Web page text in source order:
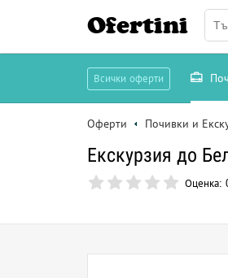
Ofertini
Всички оферти
Оферти Почивки и
Екскурзия до
Оценка: